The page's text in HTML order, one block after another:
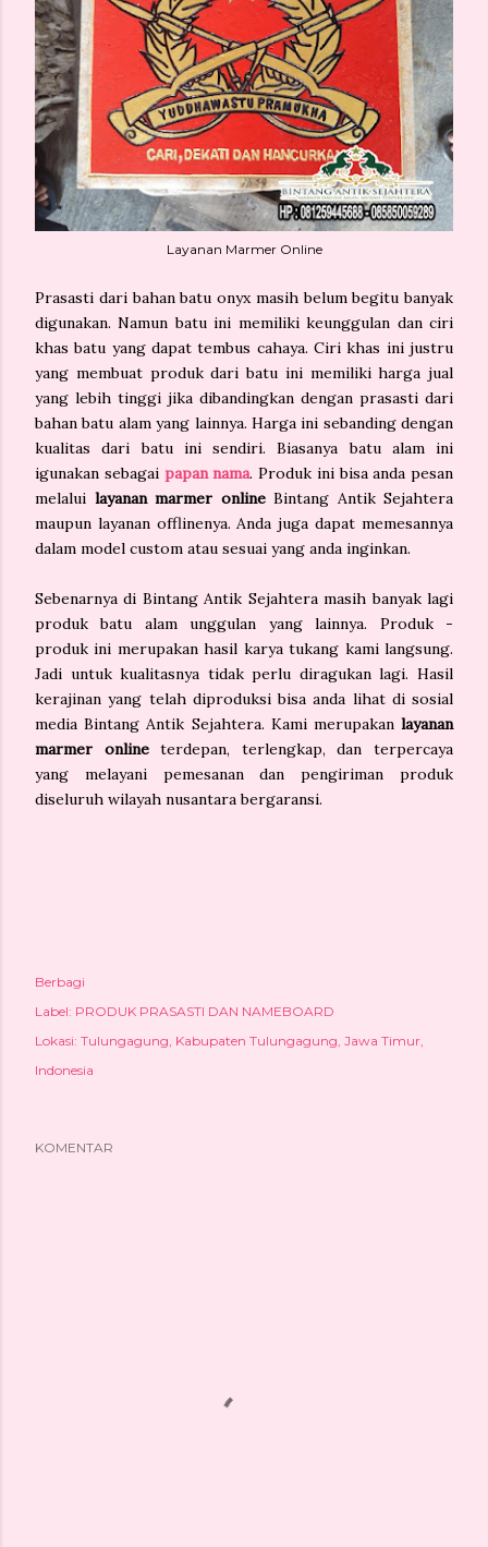
Layanan Marmer Online
Prasasti dari bahan batu onyx masih belum begitu banyak
digunakan. Namun batu ini memiliki keunggulan dan ciri
khas batu yang dapat tembus cahaya. Ciri khas ini justru
yang membuat produk dari batu ini memiliki harga jual
yang lebih tinggi jika dibandingkan dengan prasasti dari
bahan batu alam yang lainnya. Harga ini sebanding dengan
kualitas dari batu ini sendiri. Biasanya batu alam ini
igunakan sebagai papan nama. Produk ini bisa anda pesan
melalui layanan marmer onlineBintang Antik Sejahtera
maupun layanan offlinenya. Anda juga dapat memesannya
dalam model custom atau sesuai yang anda inginkan.
Sebenarnya di Bintang Antik Sejahtera masih banyak lagi
produk batu alam unggulan yang lainnya. Produk -
produk ini merupakan hasil karya tukang kami langsung.
Jadi untuk kualitasnya tidak perlu diragukan lagi. Hasil
kerajinan yang telah diproduksi bisa anda lihat di sosial
media Bintang Antik Sejahtera. Kami merupakan layanan
marmer onlineterdepan, terlengkap, dan terpercaya
yang melayani pemesanan dan pengiriman produk
diseluruh wilayah nusantara bergaransi.
Berbagi
Label: PRODUK PRASASTI DAN NAMEBOARD
Lokasi: Tulungagung, Kabupaten Tulungagung, Jawa Timur,
Indonesia
KOMENTAR